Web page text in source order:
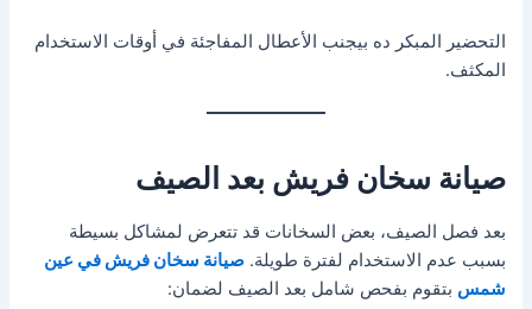
التحضير المبكر ده بيجنب الأعطال المفاجئة في أوقات الاستخدام
المكثف.
صيانة سخان فريش بعد الصيف
بعد فصل الصيف، بعض السخانات قد تتعرض لمشاكل بسيطة
بسبب عدم الاستخدام لفترة طويلة.صيانة سخان فريش في عين
شمس بتقوم بفحص شامل بعد الصيف لضمان: